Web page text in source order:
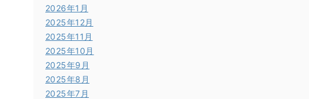
2026年1月
2025年12月
2025年11月
2025年10月
2025年9月
2025年8月
2025年7月